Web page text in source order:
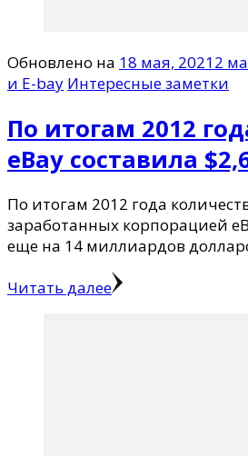
Обновлено на 18 мая, 20212
и E-bay Интересные заметки
По итогам 2012
eBay составила
По итогам 2012 года
заработанных корпорацией
еще на 14 миллиардов
Читать далее